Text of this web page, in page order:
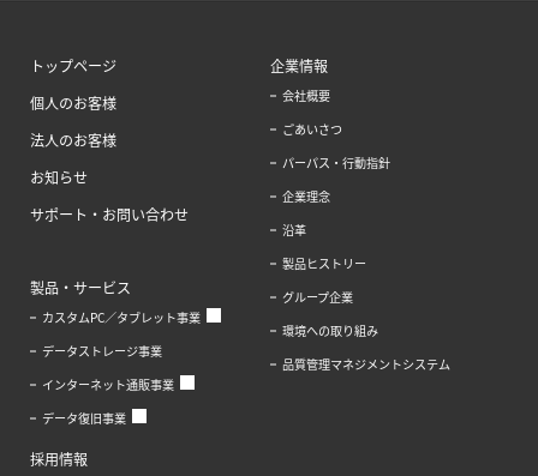
トップページ
個人のお客様
法人のお客様
お知らせ
サポート・お問い合わせ
製品・サービス
カスタムPC／タブレット事業
データストレージ事業
インターネット通販事業
データ復旧事業
企業情報
会社概要
ごあいさつ
パーパス・行動指針
企業理念
沿革
製品ヒストリー
グループ企業
環境への取り組み
品質管理マネジメントシステム
採用情報